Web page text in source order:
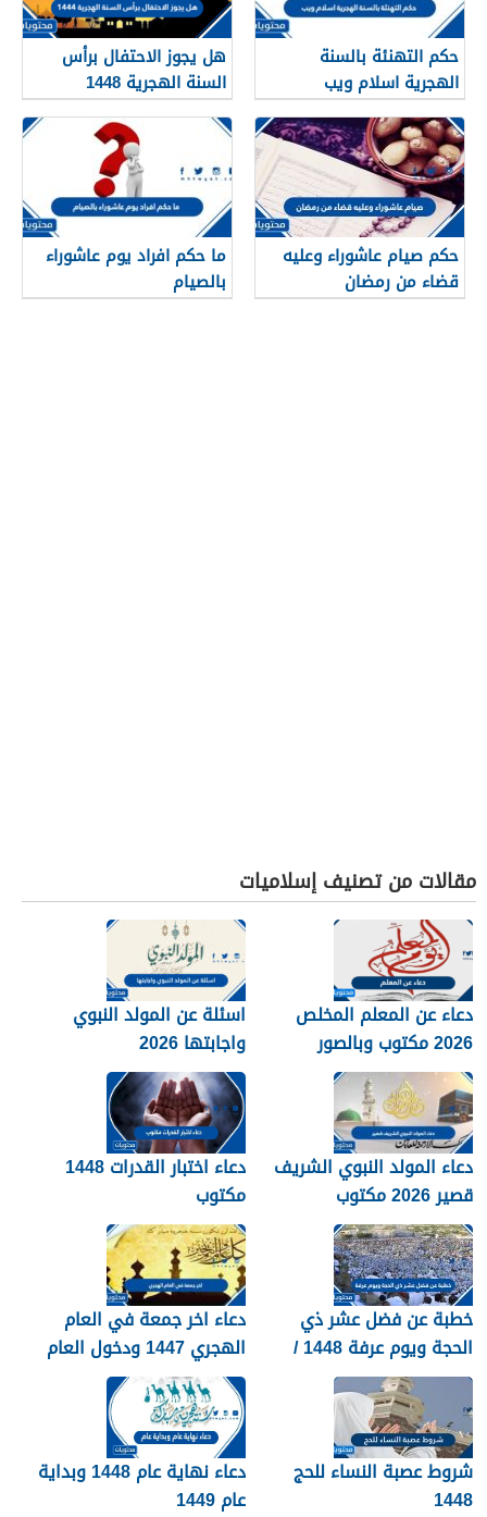
حكم التهنئة بالسنة
الهجرية اسلام ويب
هل يجوز الاحتفال برأس
السنة الهجرية 1448
حكم صيام عاشوراء وعليه
قضاء من رمضان
ما حكم افراد يوم عاشوراء
بالصيام
مقالات من تصنيف إسلاميات
دعاء عن المعلم المخلص
2026 مكتوب وبالصور
اسئلة عن المولد النبوي
واجابتها 2026
دعاء المولد النبوي الشريف
قصير 2026 مكتوب
دعاء اختبار القدرات 1448
مكتوب
خطبة عن فضل عشر ذي
الحجة ويوم عرفة 1448 /
2026
دعاء اخر جمعة في العام
الهجري 1447 ودخول العام
الجديد 1448
شروط عصبة النساء للحج
1448
دعاء نهاية عام 1448 وبداية
عام 1449